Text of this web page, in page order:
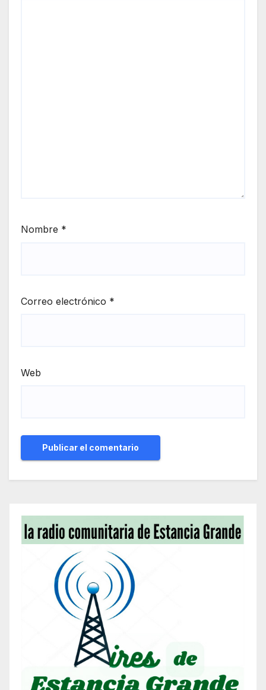
Nombre *
Correo electrónico *
Web